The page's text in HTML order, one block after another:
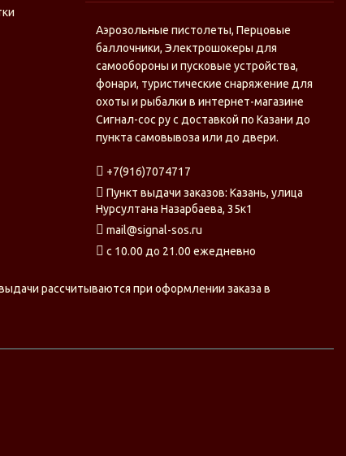
Аэрозольные пистолеты, Перцовые
баллочники, Электрошокеры для
самообороны и пусковые устройства,
фонари, туристические снаряжение для
охоты и рыбалки в интернет-магазине
Сигнал-сос ру с доставкой по Казани до
пункта самовывоза или до двери.
+7(916)7074717
Пункт выдачи заказов: Казань, улица
Нурсултана Назарбаева, 35к1
mail@signal-sos.ru
c 10.00 до 21.00 ежедневно
рассчитываются при оформлении заказа в